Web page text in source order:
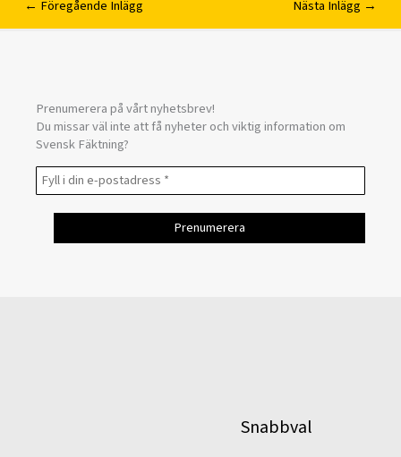
← Föregående Inlägg Nästa Inlägg →
Prenumerera på vårt nyhetsbrev!
Du missar väl inte att få nyheter och viktig information om
Svensk Fäktning?
Snabbval